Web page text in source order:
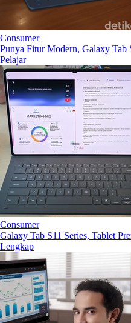
Consumer
Punya Fitur Modern, Galaxy Tab
Pelajar
Consumer
Galaxy Tab S11 Series, Tablet
Lengkap